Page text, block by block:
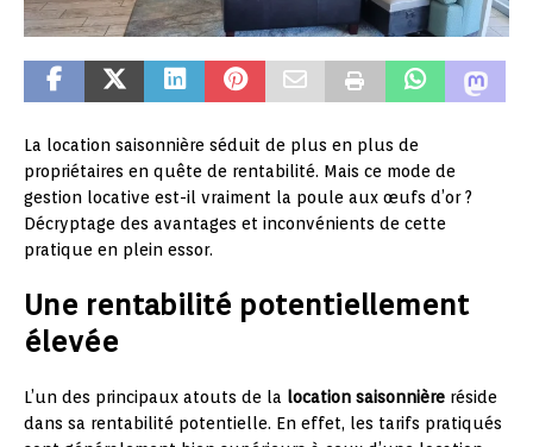
La location saisonnière séduit de plus en plus de
propriétaires en quête de rentabilité. Mais ce mode de
gestion locative est-il vraiment la poule aux œufs d’or ?
Décryptage des avantages et inconvénients de cette
pratique en plein essor.
Une rentabilité potentiellement
élevée
L’un des principaux atouts de la location saisonnière réside
dans sa rentabilité potentielle. En effet, les tarifs pratiqués